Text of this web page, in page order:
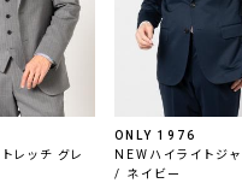
レッチ グレ
ONLY 1976
NEWハイライトジ
/ ネイビー